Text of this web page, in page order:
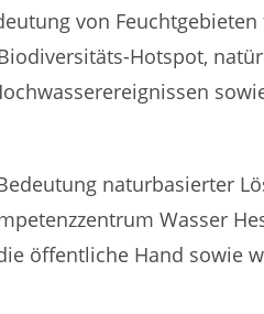
von
Hotspot,
naturbasierter
Wasser
öffentliche Hand sowie